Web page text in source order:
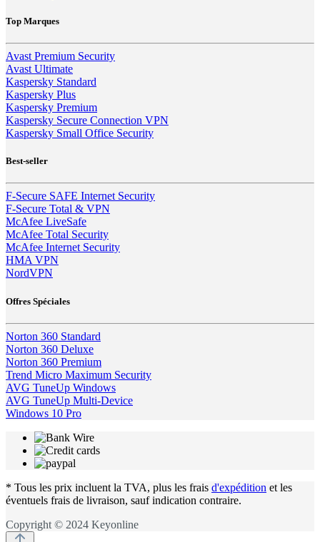
Top Marques
Avast Premium Security
Avast Ultimate
Kaspersky Standard
Kaspersky Plus
Kaspersky Premium
Kaspersky Secure Connection VPN
Kaspersky Small Office Security
Best-seller
F-Secure SAFE Internet Security
F-Secure Total & VPN
McAfee LiveSafe
McAfee Total Security
McAfee Internet Security
HMA VPN
NordVPN
Offres Spéciales
Norton 360 Standard
Norton 360 Deluxe
Norton 360 Premium
Trend Micro Maximum Security
AVG TuneUp Windows
AVG TuneUp Multi-Device
Windows 10 Pro
* Tous les prix incluent la TVA, plus les frais d'expédition et les
éventuels frais de livraison, sauf indication contraire.
Copyright © 2024 Keyonline